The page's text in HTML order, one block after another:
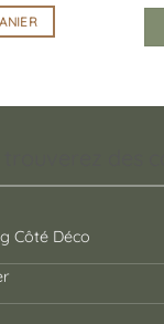
Côté Déco